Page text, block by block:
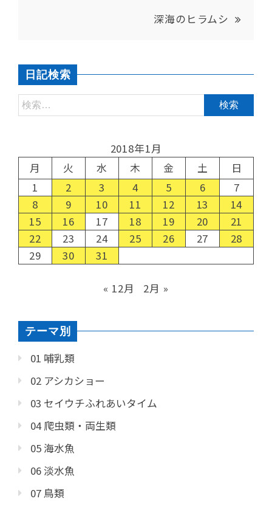
深海のヒラムシ
日記検索
2018年1月
月
火 水 木 金 土
日
1
2 3 4 5 6
7
8
9 10 11 12 13
14
15
16 17 18 19 20
21
22
23 24 25 26 27
28
29
30 31
« 12月 2月 »
テーマ別
01 哺乳類
02 アシカショー
03 セイウチふれあいタイム
04 爬虫類・両生類
05 海水魚
06 淡水魚
07 鳥類